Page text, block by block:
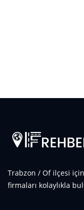
Trabzon / Of ilçesi
firmaları kolaylıkla